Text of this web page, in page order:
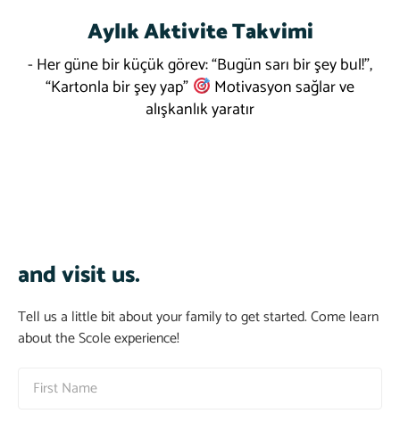
Aylık Aktivite Takvimi
- Her güne bir küçük görev: “Bugün sarı bir şey bul!”,
“Kartonla bir şey yap”
Motivasyon sağlar ve
alışkanlık yaratır
Report
and visit us.
Tell us a little bit about your family to get started. Come learn
about the Scole experience!